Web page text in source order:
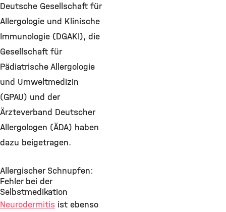
Deutsche Gesellschaft für
Allergologie und Klinische
Immunologie (DGAKI), die
Gesellschaft für
Pädiatrische Allergologie
und Umweltmedizin
(GPAU) und der
Ärzteverband Deutscher
Allergologen (ÄDA) haben
dazu beigetragen.
Allergischer Schnupfen:
Fehler bei der
Selbstmedikation
Neurodermitis ist ebenso